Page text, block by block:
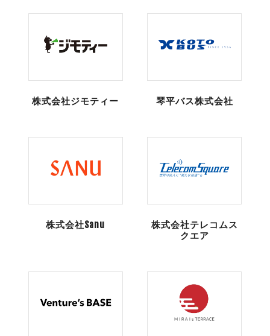
株式会社ジモティー 琴平バス株式会社
株式会社Sanu
株式会社テレコムス
クエア